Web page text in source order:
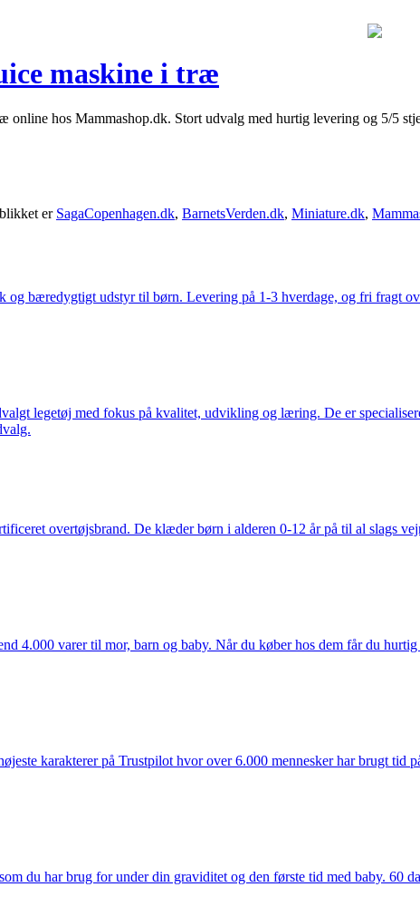
maskine i træ
hos Mammashop.dk. Stort udvalg med hurtig levering og 5/5
er SagaCopenhagen.dk, BarnetsVerden.dk, Miniature.dk,
og bæredygtigt udstyr til børn. Levering på 1-3 hverdage, og fri fragt
legetøj med fokus på kvalitet, udvikling og læring. De er
overtøjsbrand. De klæder børn i alderen 0-12 år på til al slags
4.000 varer til mor, barn og baby. Når du køber hos dem får du
karakterer på Trustpilot hvor over 6.000 mennesker har brugt tid
du har brug for under din graviditet og den første tid med baby. 60